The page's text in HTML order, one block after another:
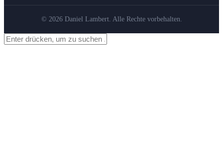
© 2026 Daniel Lambert. Alle Rechte vorbehalten.